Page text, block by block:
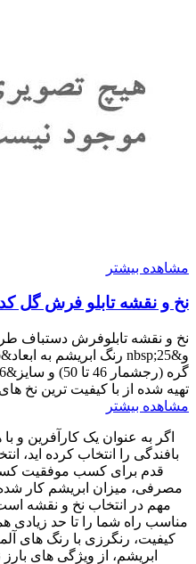
مشاهده بیشتر
نخ و نقشه تابلو فرش گل کد 131
تهیه شده از با کیفیت ترین نخ
مشاهده بیشتر
اگر به عنوان یک کارآفرین
بافندگی را انتخاب کرده اید،
قدم برای کسب موفقیت
مصرفی، میزان ابریشم کار
مهم در انتخاب نخ و نقشه
مناسب راه شما را تا حد زیادی
کیفیت، رنگرزی با رنگ های
ابریشم، از ویژگی های